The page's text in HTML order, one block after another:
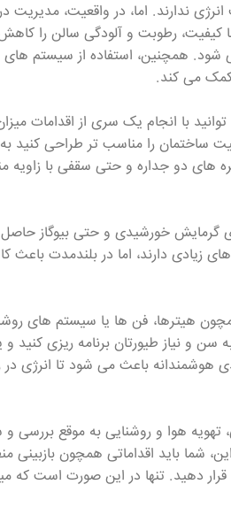
ندارند. اما، در واقعیت،
کیفیت، رطوبت و آلودگی سالن را
شود. همچنین، استفاده از سیستم های
کمک می کند.
با انجام یک سری از اقدامات میزان
ساختمان را مناسب تر طراحی کنید
های دو جداره و حتی سقفی با
گرمایش خورشیدی و حتی بیوگاز
های زیادی دارند، اما در بلندمدت
هیترها، فن ها یا سیستم های
سن و نیاز طیورتان برنامه ریزی کنید
هوشمندانه باعث می شود تا انرژی در
تهویه هوا و روشنایی به موقع بررسی
شما باید اقداماتی همچون بازبینی
قرار دهید. تنها در این صورت است که